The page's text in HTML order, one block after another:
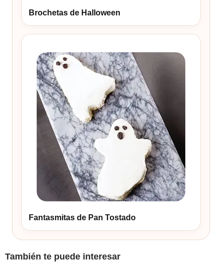
Brochetas de Halloween
Fantasmitas de Pan Tostado
También te puede interesar